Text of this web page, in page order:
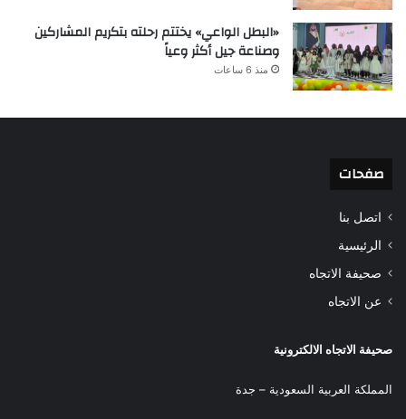
«البطل الواعي» يختتم رحلته بتكريم المشاركين
وصناعة جيل أكثر وعياً
منذ 6 ساعات
صفحات
اتصل بنا
الرئيسية
صحيفة الاتجاه
عن الاتجاه
صحيفة الاتجاه الالكترونية
المملكة العربية السعودية – جدة